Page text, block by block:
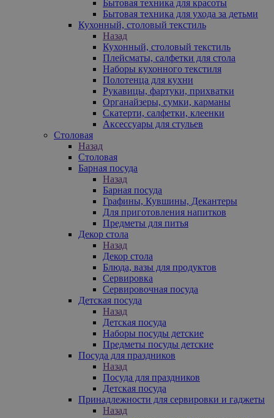
Бытовая техника для красоты
Бытовая техника для ухода за детьми
Кухонный, столовый текстиль
Назад
Кухонный, столовый текстиль
Плейсматы, салфетки для стола
Наборы кухонного текстиля
Полотенца для кухни
Рукавицы, фартуки, прихватки
Органайзеры, сумки, карманы
Скатерти, салфетки, клеенки
Аксессуары для стульев
Столовая
Назад
Столовая
Барная посуда
Назад
Барная посуда
Графины, Кувшины, Декантеры
Для приготовления напитков
Предметы для питья
Декор стола
Назад
Декор стола
Блюда, вазы для продуктов
Сервировка
Сервировочная посуда
Детская посуда
Назад
Детская посуда
Наборы посуды детские
Предметы посуды детские
Посуда для праздников
Назад
Посуда для праздников
Детская посуда
Принадлежности для сервировки и гаджеты
Назад